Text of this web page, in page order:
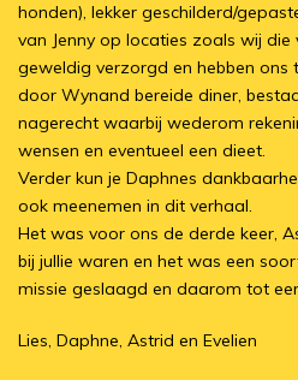
honden), lekker geschilderd/
van Jenny op locaties zoals wij
geweldig verzorgd en hebben
door Wynand bereide diner,
nagerecht waarbij wederom
wensen en eventueel een dieet.
Verder kun je Daphnes
ook meenemen in dit verhaal.
Het was voor ons de derde keer,
bij jullie waren en het was een
missie geslaagd en daarom tot
Lies, Daphne, Astrid en Evelien